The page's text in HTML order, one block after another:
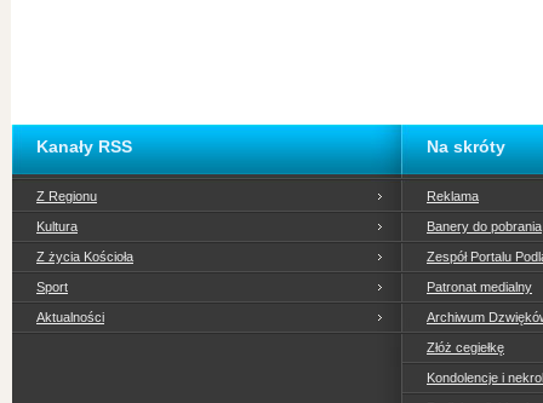
Kanały RSS
Z Regionu
Kultura
Z życia Kościoła
Sport
Aktualności
Na skróty
Reklama
Banery do pobrania
Zespół Portalu
Patronat medialny
Archiwum
Złóż cegiełkę
Kondolencje i